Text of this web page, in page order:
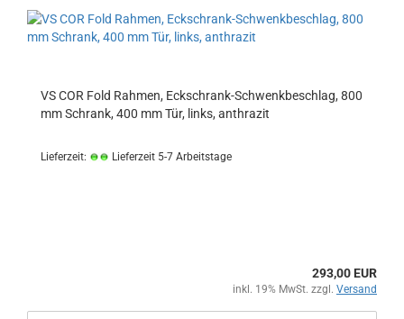
VS COR Fold Rahmen, Eckschrank-Schwenkbeschlag, 800
mm Schrank, 400 mm Tür, links, anthrazit
Lieferzeit: Lieferzeit 5-7 Arbeitstage
293,00 EUR
inkl. 19% MwSt. zzgl. Versand